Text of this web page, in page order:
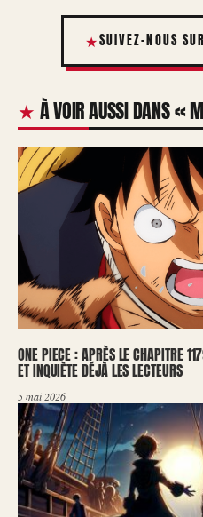
SUIVEZ-NOUS
À VOIR AUSSI DANS «
ONE PIECE : APRÈS LE CHAPITRE
ET INQUIÈTE DÉJÀ LES LECTEURS
5 mai 2026